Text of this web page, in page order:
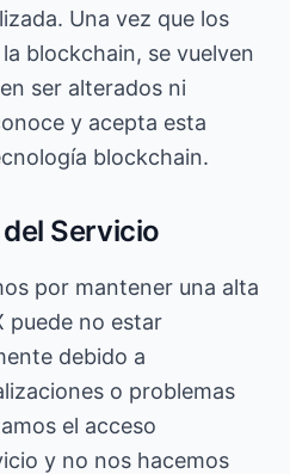
Una vez que los
blockchain, se vuelven
ser alterados ni
y acepta esta
blockchain.
Servicio
por mantener una alta
puede no estar
debido a
o problemas
el acceso
y no nos hacemos